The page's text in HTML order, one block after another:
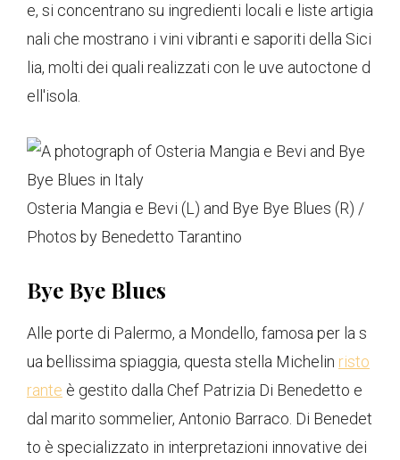
e, si concentrano su ingredienti locali e liste artigia
nali che mostrano i vini vibranti e saporiti della Sici
lia, molti dei quali realizzati con le uve autoctone d
ell'isola.
Osteria Mangia e Bevi (L) and Bye Bye Blues (R) /
Photos by Benedetto Tarantino
Bye Bye Blues
Alle porte di Palermo, a Mondello, famosa per la s
ua bellissima spiaggia, questa stella Michelin risto
rante è gestito dalla Chef Patrizia Di Benedetto e
dal marito sommelier, Antonio Barraco. Di Benedet
to è specializzato in interpretazioni innovative dei